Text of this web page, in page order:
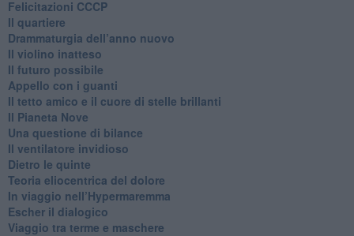
Felicitazioni CCCP
​Il quartiere
​Drammaturgia dell’anno nuovo
​Il violino inatteso
​Il futuro possibile
​Appello con i guanti
​Il tetto amico e il cuore di stelle brillanti
​Il Pianeta Nove
​Una questione di bilance
​Il ventilatore invidioso
​Dietro le quinte
​Teoria eliocentrica del dolore
In viaggio nell’Hypermaremma
​Escher il dialogico
​Viaggio tra terme e maschere